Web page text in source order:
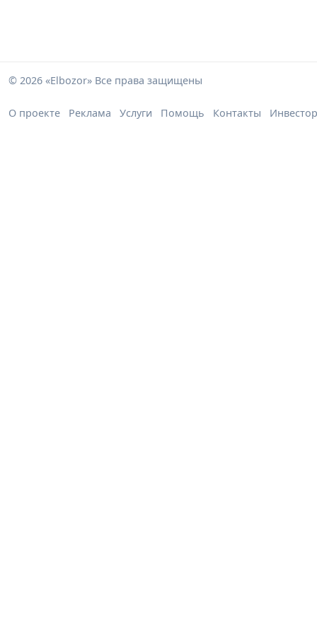
© 2026 «Elbozor» Все права защищены
О проекте Реклама Услуги Помощь Контакты